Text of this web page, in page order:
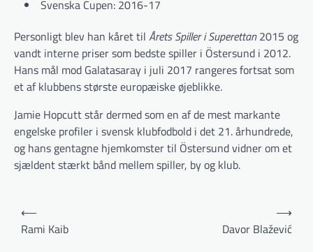
Svenska Cupen: 2016-17
Personligt blev han kåret til Årets Spiller i Superettan2015 og
vandt interne priser som bedste spiller i Östersund i 2012.
Hans mål mod Galatasaray i juli 2017 rangeres fortsat som
et af klubbens største europæiske øjeblikke.
Jamie Hopcutt står dermed som en af de mest markante
engelske profiler i svensk klubfodbold i det 21. århundrede,
og hans gentagne hjemkomster til Östersund vidner om et
sjældent stærkt bånd mellem spiller, by og klub.
Indlægsnavigation
⟵
Rami Kaib
Davor Blažević
⟶